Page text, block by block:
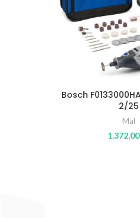
Bosch
2/25
Mal
1.372,00